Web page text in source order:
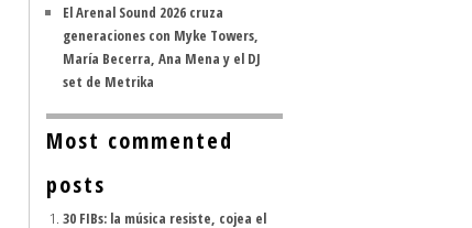
El Arenal Sound 2026 cruza
generaciones con Myke Towers,
María Becerra, Ana Mena y el DJ
set de Metrika
Most commented
posts
30 FIBs: la música resiste, cojea el